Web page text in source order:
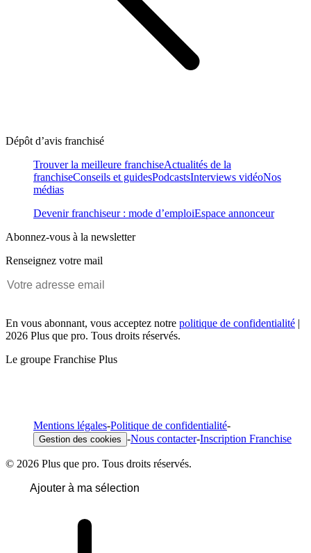
Dépôt d’avis franchisé
Trouver la meilleure franchiseActualités de la
franchiseConseils et guidesPodcastsInterviews vidéoNos
médias
Devenir franchiseur : mode d’emploiEspace annonceur
Abonnez-vous à la newsletter
Renseignez votre mail
En vous abonnant, vous acceptez notre politique de confidentialité |
2026 Plus que pro. Tous droits réservés.
Le groupe Franchise Plus
Mentions légales-Politique de confidentialité-
Gestion des cookies -Nous contacter-Inscription Franchise
© 2026 Plus que pro. Tous droits réservés.
Ajouter à ma sélection